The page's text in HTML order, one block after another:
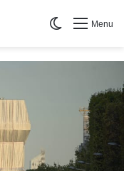
Menu
Switch skin